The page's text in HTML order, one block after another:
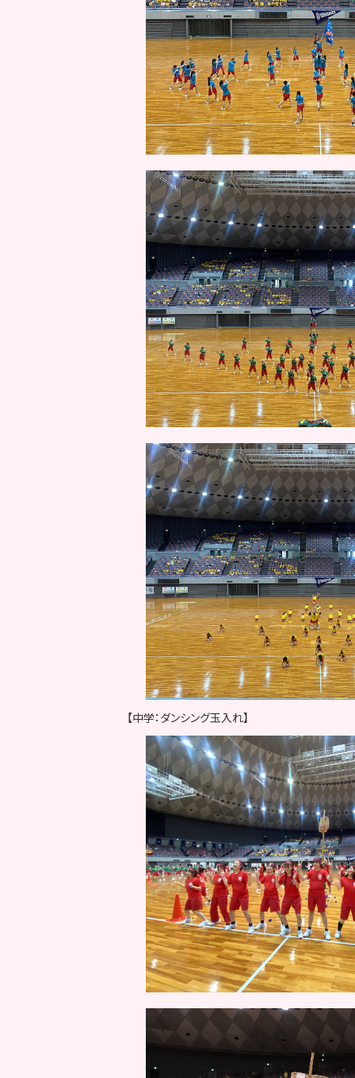
【中学：ダンシング玉入れ】